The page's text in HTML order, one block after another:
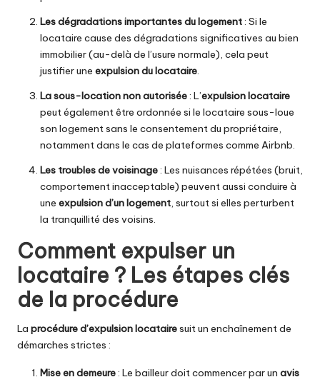
Les dégradations importantes du logement: Si le
locataire cause des dégradations significatives au bien
immobilier (au-delà de l’usure normale), cela peut
justifier une expulsion du locataire.
La sous-location non autorisée: L’expulsion locataire
peut également être ordonnée si le locataire sous-loue
son logement sans le consentement du propriétaire,
notamment dans le cas de plateformes comme Airbnb.
Les troubles de voisinage: Les nuisances répétées (bruit,
comportement inacceptable) peuvent aussi conduire à
une expulsion d’un logement, surtout si elles perturbent
la tranquillité des voisins.
Comment expulser un
locataire ? Les étapes clés
de la procédure
La procédure d’expulsion locatairesuit un enchaînement de
démarches strictes :
Mise en demeure: Le bailleur doit commencer par un avis